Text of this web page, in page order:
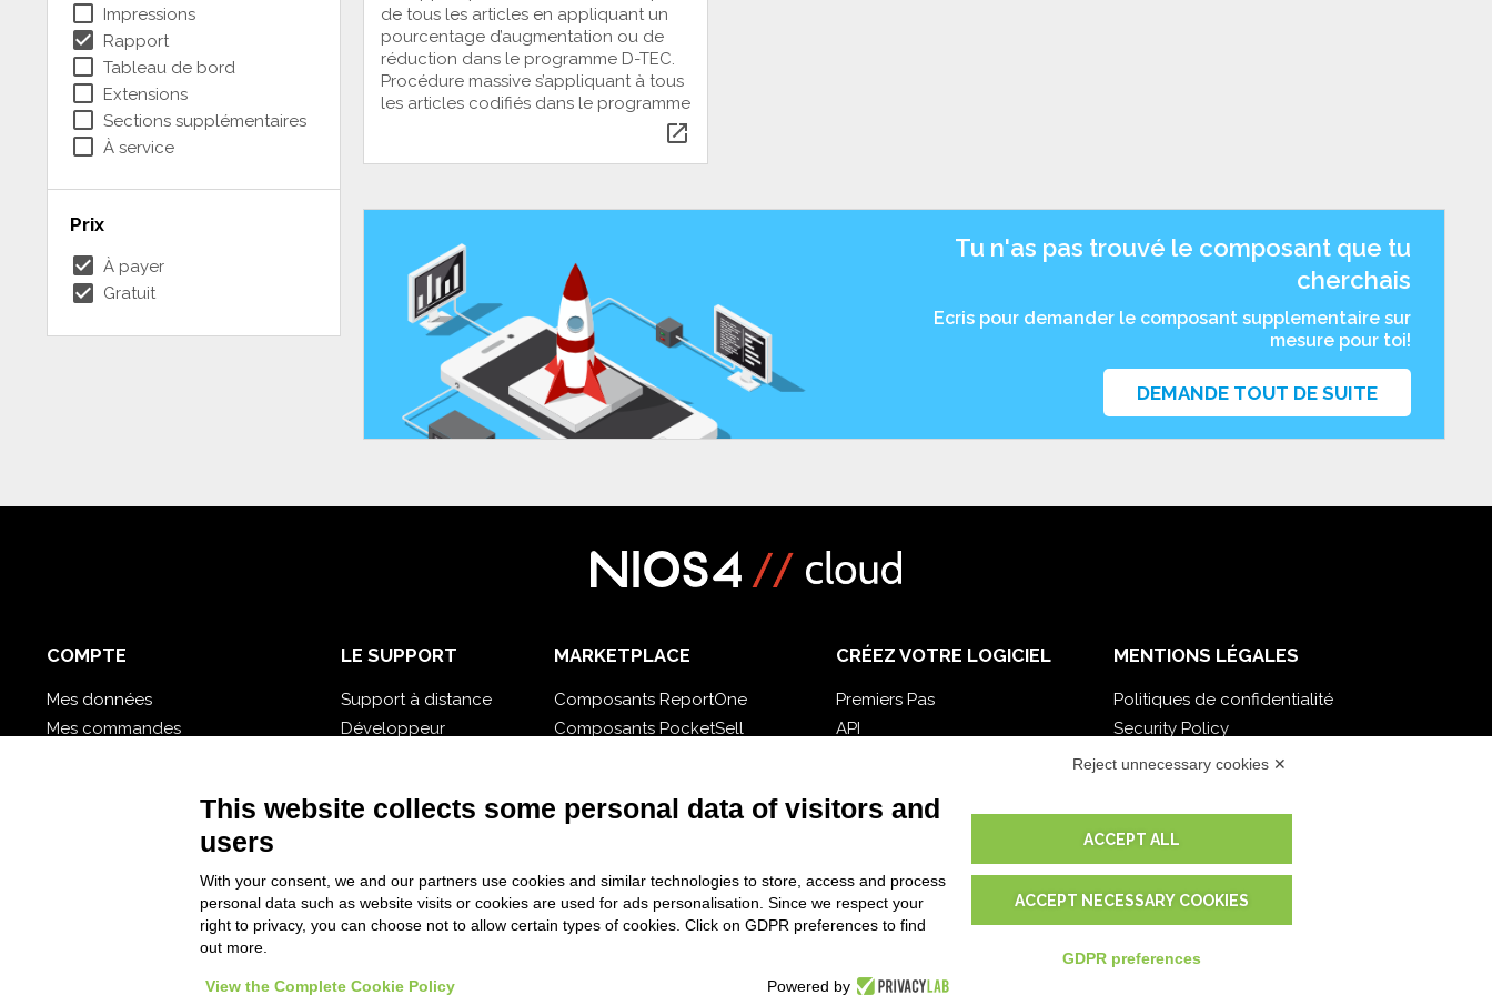
check_box_outline_blank Impressions
check_box Rapport
check_box_outline_blank Tableau de bord
check_box_outline_blank Extensions
check_box_outline_blank Sections supplémentaires
check_box_outline_blank À service
Prix
check_box À payer
check_box Gratuit
de tous les articles en appliquant un
pourcentage d’augmentation ou de
réduction dans le programme D-TEC.
Procédure massive s’appliquant à tous
les articles codifiés dans le programme
open_in_new
Tu n'as pas trouvé le composant que tu
cherchais
Ecris pour demander le composant supplementaire sur
mesure pour toi!
DEMANDE TOUT DE SUITE
COMPTE
Mes données
Mes commandes
LE SUPPORT
Support à distance
Développeur
MARKETPLACE
Composants ReportOne
Composants PocketSell
CRÉEZ VOTRE LOGICIEL
Premiers Pas
API
MENTIONS LÉGALES
Politiques de confidentialité
Security Policy
Documentation contractuelle et RGPD
Conditions générales de vente
Conditions du service d'assistance
Paramètres cookie
Reject unnecessary cookies ✕
This website collects some personal data of visitors and
users
With your consent, we and our partners use cookies and similar technologies to store, access and process
personal data such as website visits or cookies are used for ads personalisation. Since we respect your
right to privacy, you can choose not to allow certain types of cookies. Click on GDPR preferences to find
out more.
View the Complete Cookie Policy Powered by
ACCEPT ALL
ACCEPT NECESSARY COOKIES
GDPR preferences